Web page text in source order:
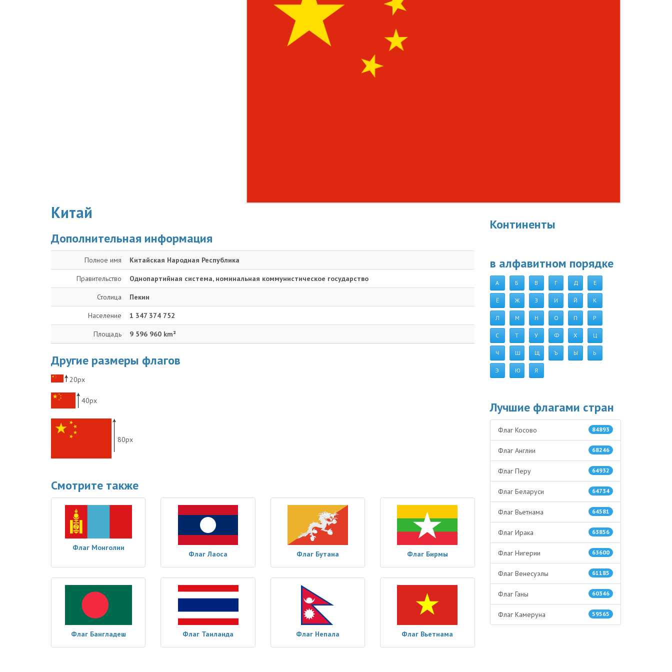
Китай
Дополнительная информация
Полное имя Китайская Народная Республика
Правительство Однопартийная система, номинальная коммунистическое государство
Столица Пекин
Население 1 347 374 752
Площадь 9 596 960 km²
Другие размеры флагов
20px
40px
80px
Смотрите также
Флаг Монголии
Флаг Лаоса Флаг Бутана Флаг Бирмы
Флаг Бангладеш Флаг Таиланда Флаг Непала Флаг Вьетнама
Континенты
в алфавитном порядке
А Б В Г Д Е
Ё Ж З И Й К
Л М Н О П Р
С Т У Ф Х Ц
Ч Ш Щ Ъ Ы Ь
Э Ю Я
Лучшие флагами стран
84893
Флаг Косово
68246
Флаг Англии
64932
Флаг Перу
64734
Флаг Беларуси
64581
Флаг Вьетнама
63856
Флаг Ирака
63600
Флаг Нигерии
61185
Флаг Венесуэлы
60346
Флаг Ганы
59565
Флаг Камеруна